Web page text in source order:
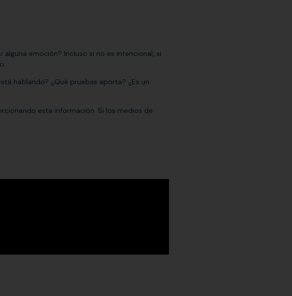
alguna emoción? Incluso si no es intencional, si
hablando? ¿Qué pruebas aporta? ¿Es un
esta información. Si los medios de